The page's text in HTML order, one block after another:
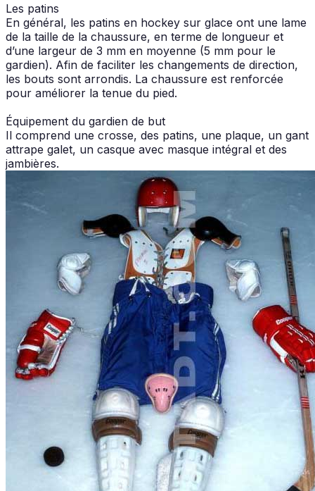
Les patins
En général, les patins en hockey sur glace ont une lame
de la taille de la chaussure, en terme de longueur et
d’une largeur de 3 mm en moyenne (5 mm pour le
gardien). Afin de faciliter les changements de direction,
les bouts sont arrondis. La chaussure est renforcée
pour améliorer la tenue du pied.
Équipement du gardien de but
Il comprend une crosse, des patins, une plaque, un gant
attrape galet, un casque avec masque intégral et des
jambières.